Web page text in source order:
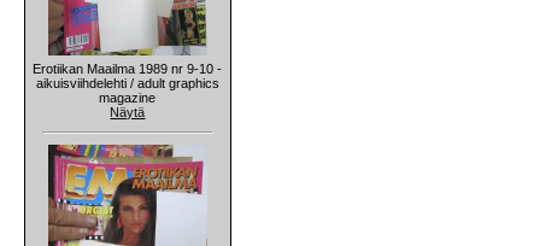
Erotiikan Maailma 1989 nr 9-10 -
aikuisviihdelehti / adult graphics
magazine
Näytä